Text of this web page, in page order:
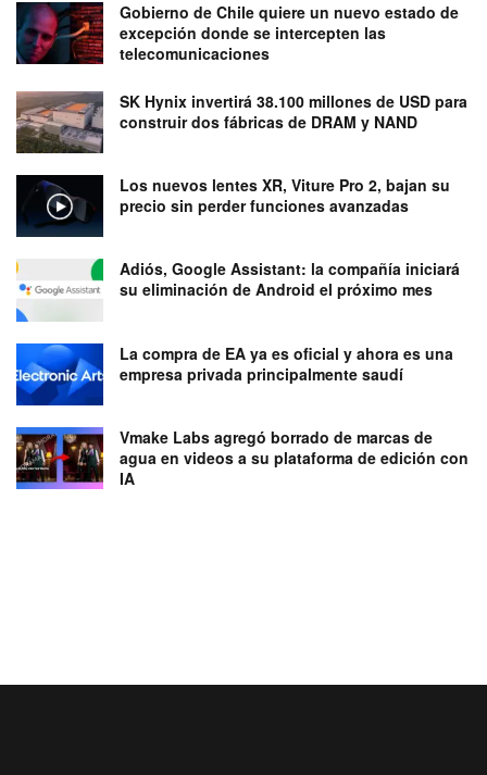
Gobierno de Chile quiere un nuevo estado de
excepción donde se intercepten las
telecomunicaciones
SK Hynix invertirá 38.100 millones de USD para
construir dos fábricas de DRAM y NAND
Los nuevos lentes XR, Viture Pro 2, bajan su
precio sin perder funciones avanzadas
Adiós, Google Assistant: la compañía iniciará
su eliminación de Android el próximo mes
La compra de EA ya es oficial y ahora es una
empresa privada principalmente saudí
Vmake Labs agregó borrado de marcas de
agua en videos a su plataforma de edición con
IA